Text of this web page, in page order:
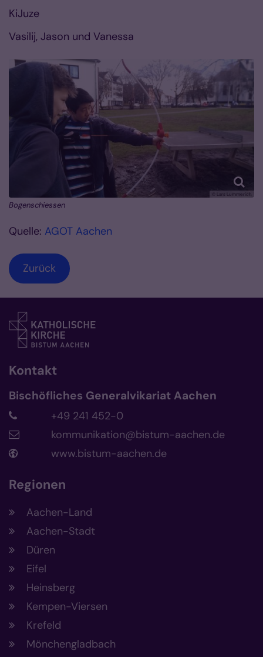
KiJuze
Vasilij, Jason und Vanessa
© Lars Lummerich
Bogenschiessen
Quelle: AGOT Aachen
Zurück
Kontakt
Bischöfliches Generalvikariat Aachen
+49 241 452-0
kommunikation@bistum-aachen.de
www.bistum-aachen.de
Regionen
Aachen-Land
Aachen-Stadt
Düren
Eifel
Heinsberg
Kempen-Viersen
Krefeld
Mönchengladbach